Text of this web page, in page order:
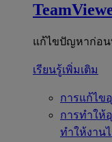
แก้ไขปัญหาก่อน
เรียนรู้เพิ่มเติม
การแก้ไข
การทำให้
ทำให้งาน